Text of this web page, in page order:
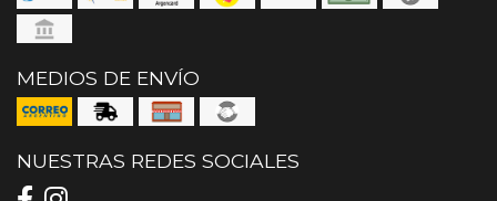
MEDIOS DE ENVÍO
NUESTRAS REDES SOCIALES